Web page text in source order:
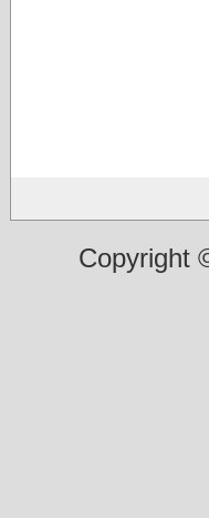
Copyright